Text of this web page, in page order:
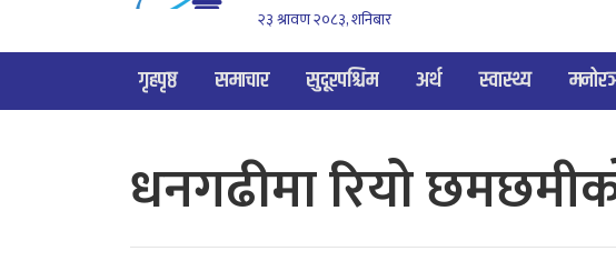
२३ श्रावण २०८३, शनिबार
गृहपृष्ठ समाचार सुदूरपश्चिम अर्थ स्वास्थ्य
धनगढीमा रियो